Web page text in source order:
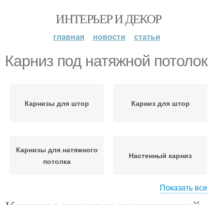
ИНТЕРЬЕР И ДЕКОР
главная новости статьи
Карниз под натяжной потолок
Карнизы для штор Карниз для штор
Карнизы для натяжного
потолка
Настенный карниз
Показать все